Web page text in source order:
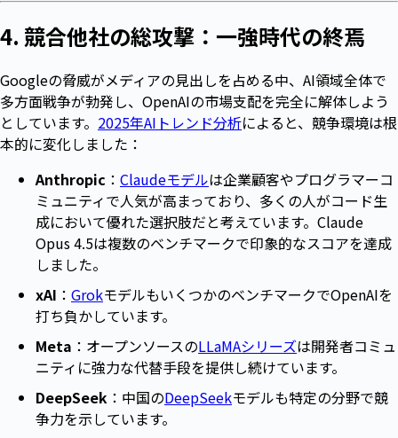
4. 競合他社の総攻撃：一強時代の終焉
Googleの脅威がメディアの見出しを占める中、AI領域全体で
多方面戦争が勃発し、OpenAIの市場支配を完全に解体しよう
としています。 2025年AIトレンド分析によると、競争環境は根
本的に変化しました：
Anthropic ： Claudeモデルは企業顧客やプログラマーコ
ミュニティで人気が高まっており、多くの人がコード生
成において優れた選択肢だと考えています。Claude
Opus 4.5は複数のベンチマークで印象的なスコアを達成
しました。
xAI ： GrokモデルもいくつかのベンチマークでOpenAIを
打ち負かしています。
Meta ：オープンソースのLLaMAシリーズは開発者コミュ
ニティに強力な代替手段を提供し続けています。
DeepSeek ：中国のDeepSeekモデルも特定の分野で競
争力を示しています。